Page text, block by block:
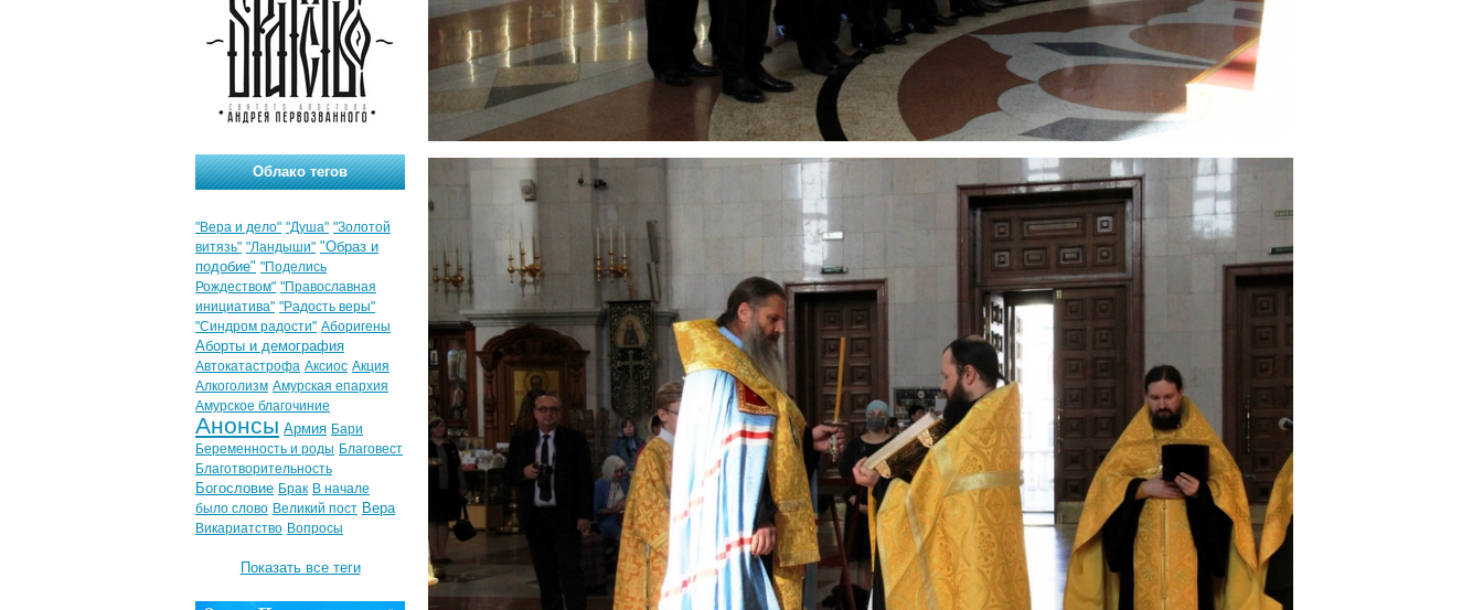
Облако тегов
"Вера и дело" "Душа" "Золотой
витязь" "Ландыши" "Образ и
подобие" "Поделись
Рождеством" "Православная
инициатива" "Радость веры"
"Синдром радости" Аборигены
Аборты и демография
Автокатастрофа Аксиос Акция
Алкоголизм Амурская епархия
Амурское благочиние
Анонсы Армия Бари
Беременность и роды Благовест
Благотворительность
Богословие Брак В начале
было слово Великий пост Вера
Викариатство Вопросы
Показать все теги